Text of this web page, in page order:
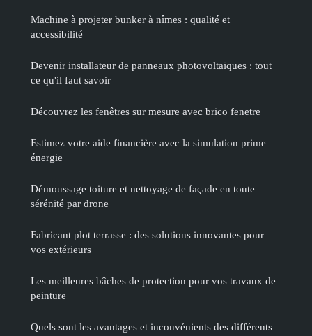
Machine à projeter bunker à nîmes : qualité et
accessibilité
Devenir installateur de panneaux photovoltaïques : tout
ce qu'il faut savoir
Découvrez les fenêtres sur mesure avec brico fenetre
Estimez votre aide financière avec la simulation prime
énergie
Démoussage toiture et nettoyage de façade en toute
sérénité par drone
Fabricant plot terrasse : des solutions innovantes pour
vos extérieurs
Les meilleures bâches de protection pour vos travaux de
peinture
Quels sont les avantages et inconvénients des différents